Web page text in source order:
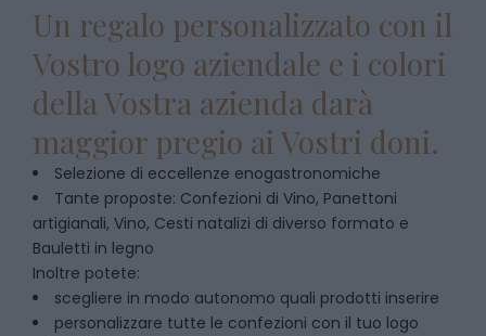
Un regalo personalizzato con il
Vostro logo aziendale e i colori
della Vostra azienda darà
maggior pregio ai Vostri doni.
Selezione di eccellenze enogastronomiche
Tante proposte: Confezioni di Vino, Panettoni
artigianali, Vino, Cesti natalizi di diverso formato e
Bauletti in legno
Inoltre potete:
scegliere in modo autonomo quali prodotti inserire
personalizzare tutte le confezioni con il tuo logo